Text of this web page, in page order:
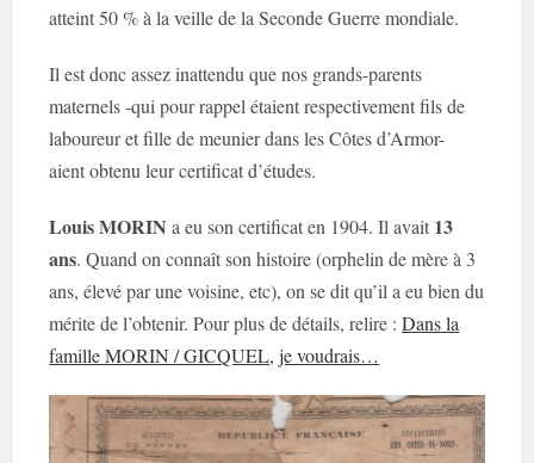
atteint 50 % à la veille de la Seconde Guerre mondiale.
Il est donc assez inattendu que nos grands-parents
maternels -qui pour rappel étaient respectivement fils de
laboureur et fille de meunier dans les Côtes d’Armor-
aient obtenu leur certificat d’études.
Louis MORIN a eu son certificat en 1904. Il avait 13
ans. Quand on connaît son histoire (orphelin de mère à 3
ans, élevé par une voisine, etc), on se dit qu’il a eu bien du
mérite de l’obtenir. Pour plus de détails, relire :Dans la
famille MORIN / GICQUEL, je voudrais…